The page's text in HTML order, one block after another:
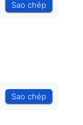
Sao chép
Sao chép